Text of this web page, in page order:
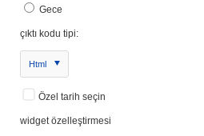
Gece
çıktı kodu tipi:
Html
Özel tarih seçin
widget özelleştirmesi